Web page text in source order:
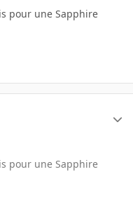
pour une Sapphire
pour une Sapphire